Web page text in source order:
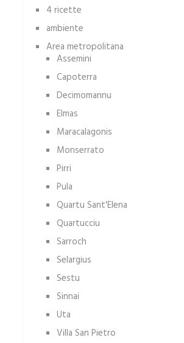
4 ricette
ambiente
Area metropolitana
Assemini
Capoterra
Decimomannu
Elmas
Maracalagonis
Monserrato
Pirri
Pula
Quartu Sant'Elena
Quartucciu
Sarroch
Selargius
Sestu
Sinnai
Uta
Villa San Pietro